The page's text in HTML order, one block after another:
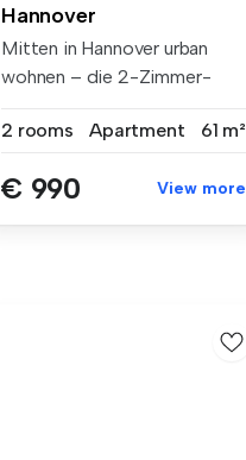
Hannover
Mitten in Hannover urban
wohnen – die 2-Zimmer-
2 rooms
Apartment 61 m²
€ 990 View more